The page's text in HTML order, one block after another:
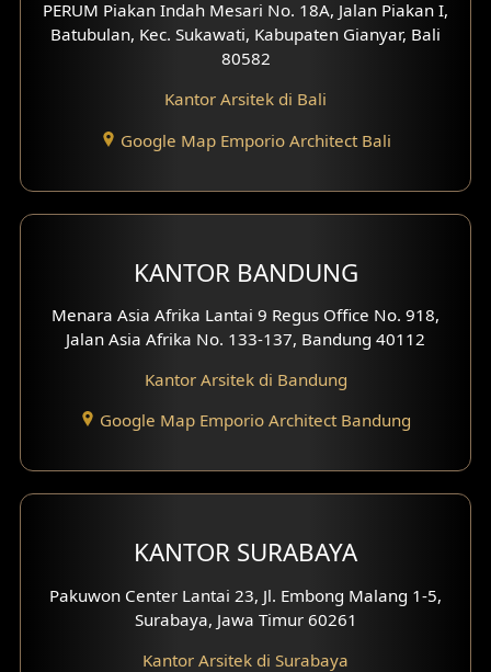
Desain Kantor
Desain Paviliun
Desain Interior Klinik
Desain Interior Perumahan
Desain Interior Kantor
Desain Interior Hotel
Eksterior Tampak Hook
Eksterior dengan Pagar
Fasad Klinik
PERUM Piakan Indah Mesari No. 18A, Jalan Piakan I,
Batubulan, Kec. Sukawati, Kabupaten Gianyar, Bali
80582
Kantor Arsitek di Bali
Google Map Emporio Architect Bali
KANTOR BANDUNG
Menara Asia Afrika Lantai 9 Regus Office No. 918,
Jalan Asia Afrika No. 133-137, Bandung 40112
Kantor Arsitek di Bandung
Google Map Emporio Architect Bandung
KANTOR SURABAYA
Pakuwon Center Lantai 23, Jl. Embong Malang 1-5,
Surabaya, Jawa Timur 60261
Kantor Arsitek di Surabaya